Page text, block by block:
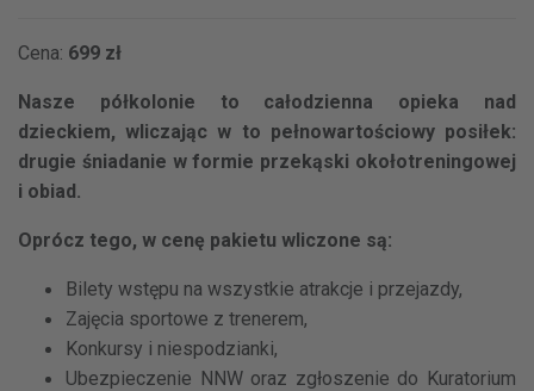
Cena: 699 zł
Nasze półkolonie to całodzienna opieka nad
dzieckiem, wliczając w to pełnowartościowy posiłek:
drugie śniadanie w formie przekąski okołotreningowej
i obiad.
Oprócz tego, w cenę pakietu wliczone są:
Bilety wstępu na wszystkie atrakcje i przejazdy,
Zajęcia sportowe z trenerem,
Konkursy i niespodzianki,
Ubezpieczenie NNW oraz zgłoszenie do Kuratorium